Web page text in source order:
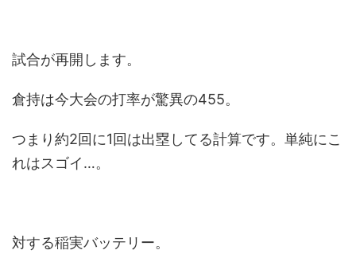
試合が再開します。
倉持は今大会の打率が驚異の455。
つまり約2回に1回は出塁してる計算です。単純にこ
れはスゴイ…。
対する稲実バッテリー。